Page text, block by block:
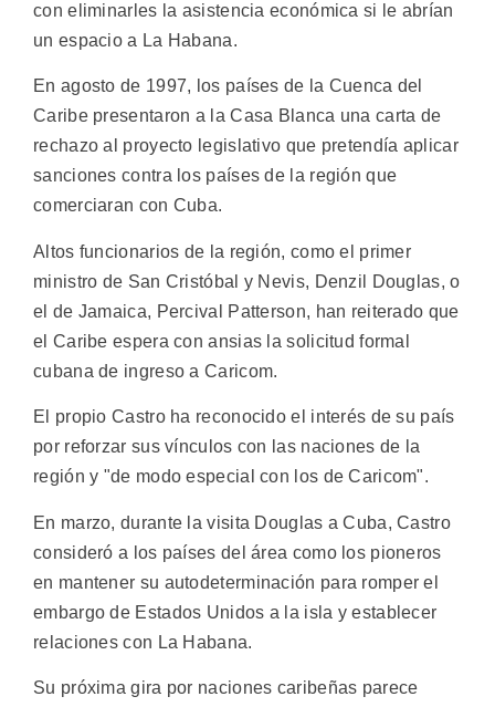
con eliminarles la asistencia económica si le abrían
un espacio a La Habana.
En agosto de 1997, los países de la Cuenca del
Caribe presentaron a la Casa Blanca una carta de
rechazo al proyecto legislativo que pretendía aplicar
sanciones contra los países de la región que
comerciaran con Cuba.
Altos funcionarios de la región, como el primer
ministro de San Cristóbal y Nevis, Denzil Douglas, o
el de Jamaica, Percival Patterson, han reiterado que
el Caribe espera con ansias la solicitud formal
cubana de ingreso a Caricom.
El propio Castro ha reconocido el interés de su país
por reforzar sus vínculos con las naciones de la
región y "de modo especial con los de Caricom".
En marzo, durante la visita Douglas a Cuba, Castro
consideró a los países del área como los pioneros
en mantener su autodeterminación para romper el
embargo de Estados Unidos a la isla y establecer
relaciones con La Habana.
Su próxima gira por naciones caribeñas parece